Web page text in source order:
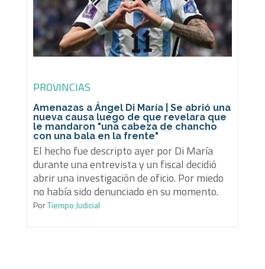
PROVINCIAS
Amenazas a Ángel Di María | Se abrió una
nueva causa luego de que revelara que
le mandaron "una cabeza de chancho
con una bala en la frente"
El hecho fue descripto ayer por Di María
durante una entrevista y un fiscal decidió
abrir una investigación de oficio. Por miedo
no había sido denunciado en su momento.
PorTiempo Judicial